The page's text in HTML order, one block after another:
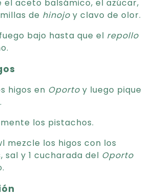
el aceto balsámico, el azúcar,
de hinojo y clavo de olor.
bajo hasta que el repollo
higos en Oporto y luego pique
los pistachos.
mezcle los higos con los
sal y 1 cucharada del Oporto